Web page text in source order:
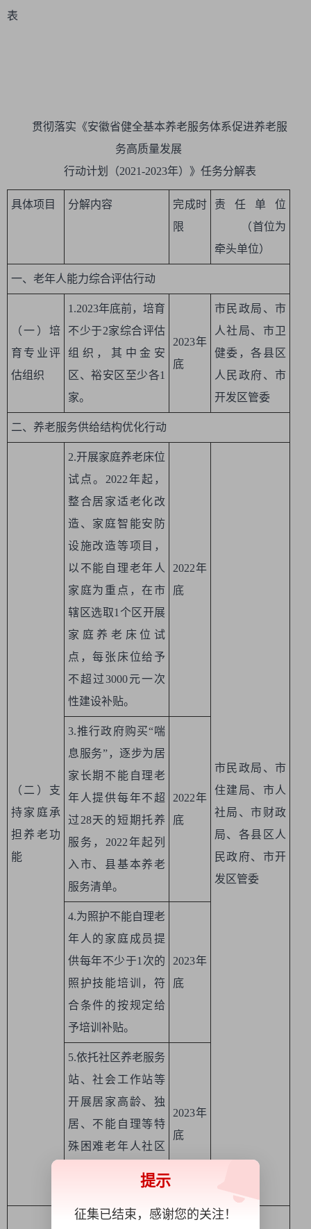
表
贯彻落实《安徽省健全基本养老服务体系促进养老服
务高质量发展
行动计划（2021-2023年）》任务分解表
具体项目 分解内容
完成时
限
责任单位
（首位为
牵头单位）
一、老年人能力综合评估行动
（一）培
育专业评
估组织
1.2023年底前，培育
不少于2家综合评估
组织，其中金安
区、裕安区至少各1
家。
2023年
底
市民政局、市
人社局、市卫
健委，各县区
人民政府、市
开发区管委
二、养老服务供给结构优化行动
（二）支
持家庭承
担养老功
能
2.开展家庭养老床位
试点。2022年起，
整合居家适老化改
造、家庭智能安防
设施改造等项目，
以不能自理老年人
家庭为重点，在市
辖区选取1个区开展
家庭养老床位试
点，每张床位给予
不超过3000元一次
性建设补贴。
2022年
底
市民政局、市
住建局、市人
社局、市财政
局、各县区人
民政府、市开
发区管委
3.推行政府购买“喘
息服务”，逐步为居
家长期不能自理老
年人提供每年不超
过28天的短期托养
服务，2022年起列
入市、县基本养老
服务清单。
2022年
底
4.为照护不能自理老
年人的家庭成员提
供每年不少于1次的
照护技能培训，符
合条件的按规定给
予培训补贴。
2023年
底
5.依托社区养老服务
站、社会工作站等
开展居家高龄、独
居、不能自理等特
殊困难老年人社区
2023年
底
6.推进老旧小区养老
提示
征集已结束，感谢您的关注！